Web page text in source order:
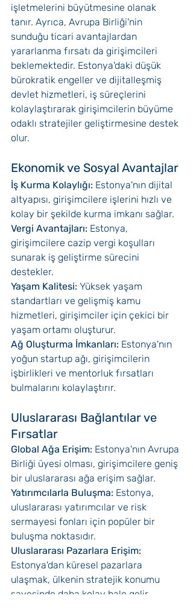
işletmelerini büyütmesine olanak
tanır. Ayrıca, Avrupa Birliği'nin
sunduğu ticari avantajlardan
yararlanma fırsatı da girişimcileri
beklemektedir. Estonya'daki düşük
bürokratik engeller ve dijitalleşmiş
devlet hizmetleri, iş süreçlerini
kolaylaştırarak girişimcilerin büyüme
odaklı stratejiler geliştirmesine destek
olur.
Ekonomik ve Sosyal Avantajlar
İş Kurma Kolaylığı: Estonya'nın dijital
altyapısı, girişimcilere işlerini hızlı ve
kolay bir şekilde kurma imkanı sağlar.
Vergi Avantajları: Estonya,
girişimcilere cazip vergi koşulları
sunarak iş geliştirme sürecini
destekler.
Yaşam Kalitesi: Yüksek yaşam
standartları ve gelişmiş kamu
hizmetleri, girişimciler için çekici bir
yaşam ortamı oluşturur.
Ağ Oluşturma İmkanları: Estonya'nın
yoğun startup ağı, girişimcilerin
işbirlikleri ve mentorluk fırsatları
bulmalarını kolaylaştırır.
Uluslararası Bağlantılar ve
Fırsatlar
Global Ağa Erişim: Estonya'nın Avrupa
Birliği üyesi olması, girişimcilere geniş
bir uluslararası ağa erişim sağlar.
Yatırımcılarla Buluşma: Estonya,
uluslararası yatırımcılar ve risk
sermayesi fonları için popüler bir
buluşma noktasıdır.
Uluslararası Pazarlara Erişim:
Estonya'dan küresel pazarlara
ulaşmak, ülkenin stratejik konumu
sayesinde daha kolay hale gelir.